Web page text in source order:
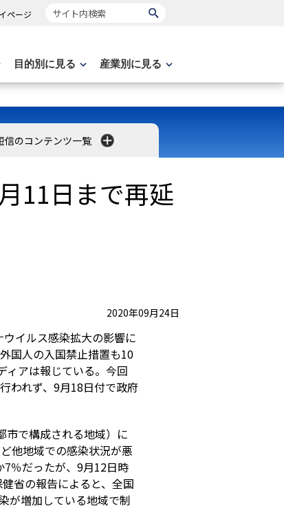
ページ サイト内検索
目的別に見る 産業別に見る
信のコンテンツ一覧
11日まで再延
2020年09月24日
イルス感染拡大の影響に
国人の入国禁止措置も10
ィアは報じている。今回
われず、9月18日付で政府
市で構成される地域）に
他地域での感染状況が悪
％だったが、9月12日時
省の報告によると、全国
が増加している地域で制